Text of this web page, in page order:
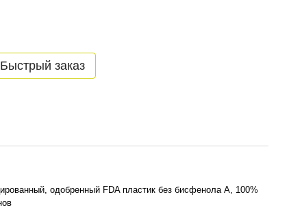
Быстрый заказ
одобренный FDA пластик без бисфенола А, 100%